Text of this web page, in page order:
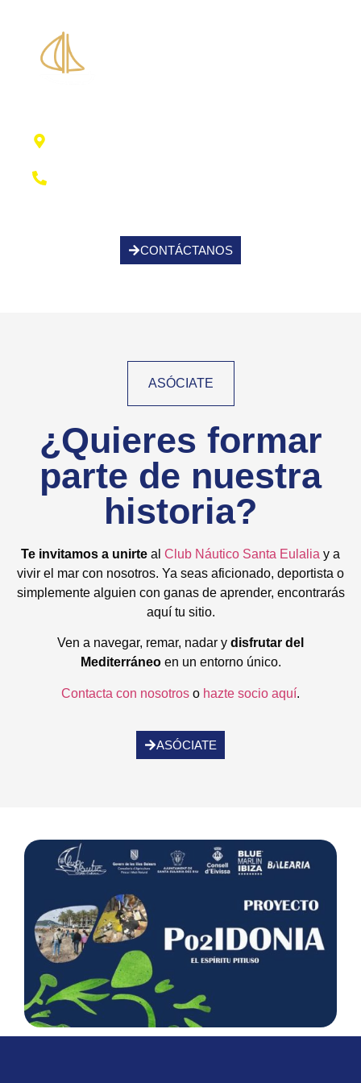
CONTÁCTANOS
ASÓCIATE
¿Quieres formar
parte de nuestra
historia?​
Te invitamos a unirte al Club Náutico Santa Eulalia y a
vivir el mar con nosotros. Ya seas aficionado, deportista o
simplemente alguien con ganas de aprender, encontrarás
aquí tu sitio.
Ven a navegar, remar, nadar y disfrutar del
Mediterráneoen un entorno único.
Contacta con nosotros o hazte socio aquí.
ASÓCIATE